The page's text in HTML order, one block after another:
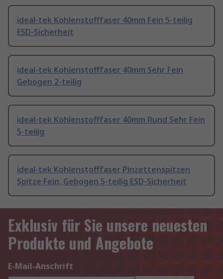
ideal-tek Kohlenstofffaser 40mm Fein 5-teilig
ESD-Sicherheit
ideal-tek Kohlenstofffaser 40mm Sehr Fein
Gebogen 2-teilig
ideal-tek Kohlenstofffaser 40mm Rund Sehr Fein
5-teilig
ideal-tek Kohlenstofffaser Pinzettenspitzen
Spitze Fein, Gebogen 5-teilig ESD-Sicherheit
Exklusiv für Sie unsere neuesten
Produkte und Angebote
E-Mail-Anschrift